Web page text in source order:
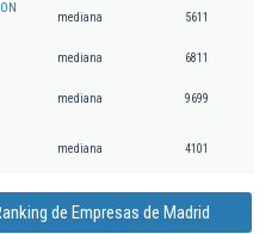
mediana 5611
mediana 6811
mediana 9699
mediana 4101
de Empresas de Madrid